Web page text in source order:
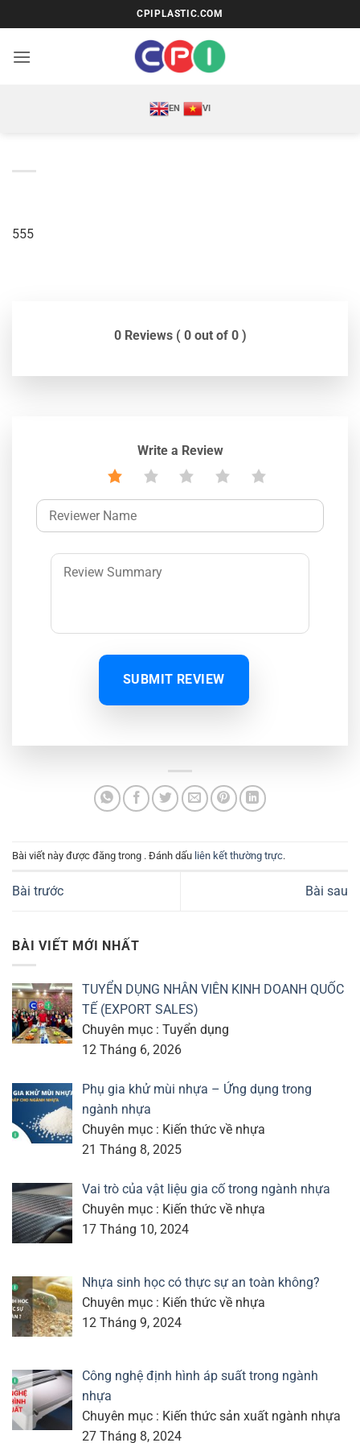
qua
nội
CPIPLASTIC.COM
EN VI
555
0 Reviews ( 0 out of 0 )
Write a Review
SUBMIT REVIEW
Bài viết này được đăng trong . Đánh dấu liên kết thường trực.
Bài trước Bài sau
BÀI VIẾT MỚI NHẤT
TUYỂN DỤNG NHÂN VIÊN KINH DOANH QUỐC
TẾ (EXPORT SALES)
Chuyên mục : Tuyển dụng
12 Tháng 6, 2026
Phụ gia khử mùi nhựa – Ứng dụng trong
ngành nhựa
Chuyên mục : Kiến thức về nhựa
21 Tháng 8, 2025
Vai trò của vật liệu gia cố trong ngành nhựa
Chuyên mục : Kiến thức về nhựa
17 Tháng 10, 2024
Nhựa sinh học có thực sự an toàn không?
Chuyên mục : Kiến thức về nhựa
12 Tháng 9, 2024
Công nghệ định hình áp suất trong ngành
nhựa
Chuyên mục : Kiến thức sản xuất ngành nhựa
27 Tháng 8, 2024